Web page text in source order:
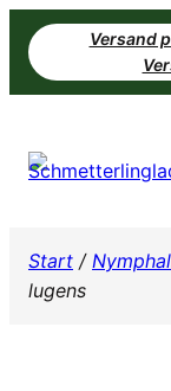
Zum
Inhalt
springen
Versand
Start /
lugens